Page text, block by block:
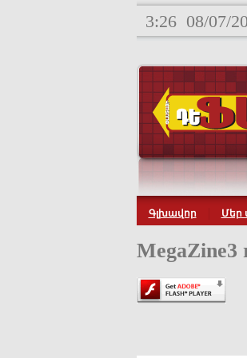
3:26 08/07/
Գլխավոր Մեր
MegaZine3